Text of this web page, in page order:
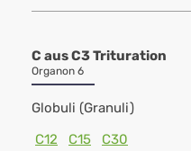
C aus C3 Trituration
Organon 6
Globuli (Granuli)
C12
C15 C30